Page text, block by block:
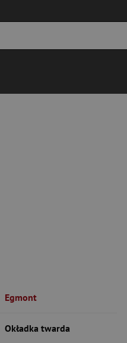
Egmont
Okładka twarda